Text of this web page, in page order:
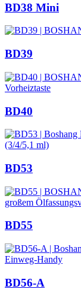
BD38 Mini
BD39
BD40
BD53
BD55
BD56-A